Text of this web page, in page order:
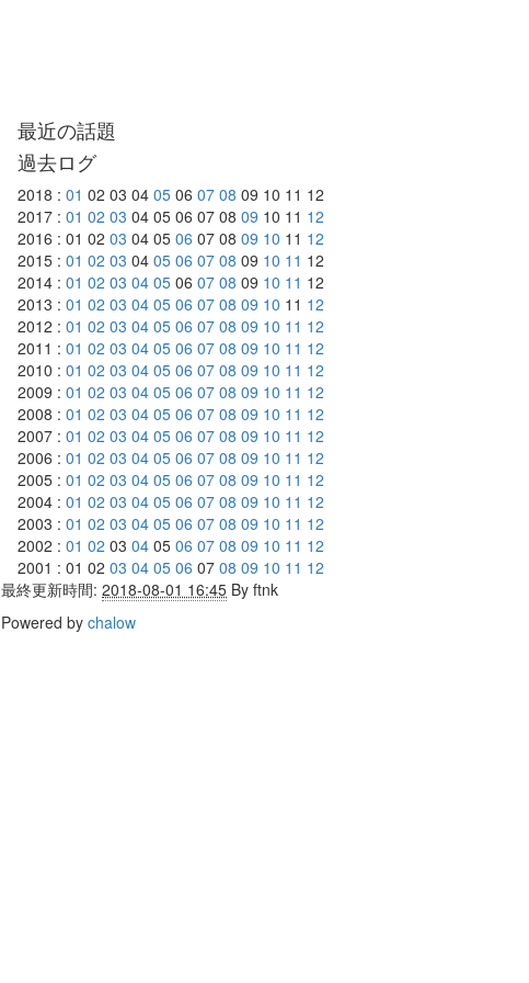
最近の話題
過去ログ
2018 : 01 02 03 04 05 06 07 08 09 10 11 12
2017 : 01 02 03 04 05 06 07 08 09 10 11 12
2016 : 01 02 03 04 05 06 07 08 09 10 11 12
2015 : 01 02 03 04 05 06 07 08 09 10 11 12
2014 : 01 02 03 04 05 06 07 08 09 10 11 12
2013 : 01 02 03 04 05 06 07 08 09 10 11 12
2012 : 01 02 03 04 05 06 07 08 09 10 11 12
2011 : 01 02 03 04 05 06 07 08 09 10 11 12
2010 : 01 02 03 04 05 06 07 08 09 10 11 12
2009 : 01 02 03 04 05 06 07 08 09 10 11 12
2008 : 01 02 03 04 05 06 07 08 09 10 11 12
2007 : 01 02 03 04 05 06 07 08 09 10 11 12
2006 : 01 02 03 04 05 06 07 08 09 10 11 12
2005 : 01 02 03 04 05 06 07 08 09 10 11 12
2004 : 01 02 03 04 05 06 07 08 09 10 11 12
2003 : 01 02 03 04 05 06 07 08 09 10 11 12
2002 : 01 02 03 04 05 06 07 08 09 10 11 12
2001 : 01 02 03 04 05 06 07 08 09 10 11 12
最終更新時間: 2018-08-01 16:45 By ftnk
Powered by chalow